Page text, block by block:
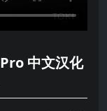
中文汉化